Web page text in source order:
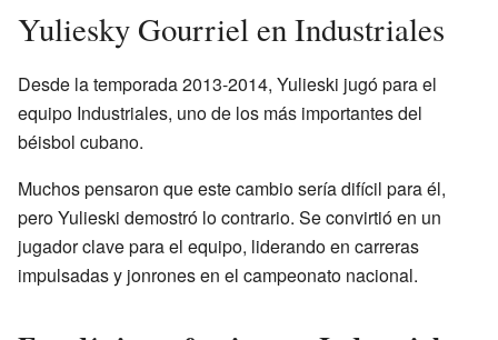
Yuliesky Gourriel en Industriales
Desde la temporada 2013-2014, Yulieski jugó para el
equipo Industriales, uno de los más importantes del
béisbol cubano.
Muchos pensaron que este cambio sería difícil para él,
pero Yulieski demostró lo contrario. Se convirtió en un
jugador clave para el equipo, liderando en carreras
impulsadas y jonrones en el campeonato nacional.